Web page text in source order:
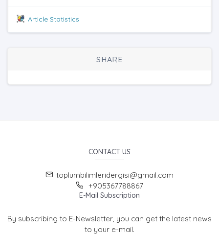
Article Statistics
SHARE
CONTACT US
toplumbilimleridergisi@gmail.com
+905367788867
E-Mail Subscription
By subscribing to E-Newsletter, you can get the latest news
to your e-mail.